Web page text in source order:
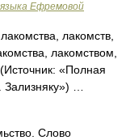
Ефремовой
лакомств,
лакомством,
«Полная
…
Слово